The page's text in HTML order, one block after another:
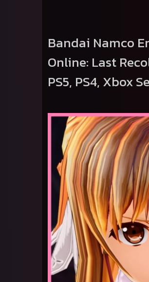
Bandai Namco
Online: Last
PS5, PS4, Xbox